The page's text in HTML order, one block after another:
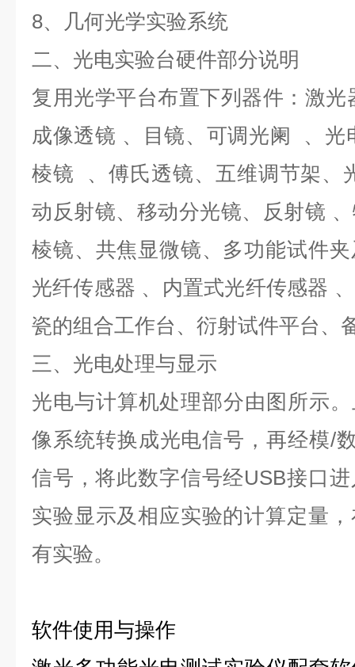
8、
几何光学实验系统
二、光电实验台硬件部分说明
复用光学平台布置下列器件：激
成像透镜 、目镜、可调光阑
、光
棱镜 、傅氏透镜、五维调节架、
动反射镜、移动分光镜、反射镜
棱镜、共焦显微镜、多功能试件
光纤传感器 、内置式光纤传感器
瓷的组合工作台、衍射试件平台、
三、光电处理与显示
光电与计算机处理部分由图所示
像系统转换成光电信号，再经模/
信号，将此数字信号经USB接口
实验显示及相应实验的计算定量
有实验。
软件使用与操作